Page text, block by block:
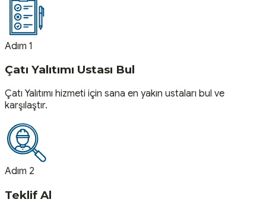
Adım 1
Çatı Yalıtımı Ustası Bul
Çatı Yalıtımı hizmeti için sana en yakın ustaları bul ve
karşılaştır.
Adım 2
Teklif Al